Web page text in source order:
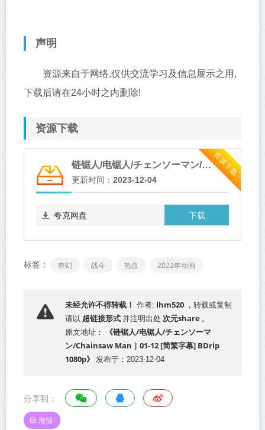
声明
资源来自于网络,仅供交流学习及信息展示之用,
下载后请在24小时之内删除!
资源下载
资源下载
链锯人/电锯人/チェンソーマン/Chainsaw Man | 01-12 [简繁字幕] BDrip 1080p
更新时间： 2023-12-04
下载
夸克网盘
标签： 奇幻 战斗 热血 2022年动画
未经允许不得转载！ 作者: lhm520 ，转载或复制
请以 超链接形式 并注明出处 次元share 。
原文地址：
《链锯人/电锯人/チェンソーマ
ン/Chainsaw Man | 01-12 [简繁字幕] BDrip
1080p》
发布于：2023-12-04
分享到：
海报